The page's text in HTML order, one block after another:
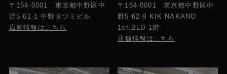
〒164-0001 東京都中野区中
野5-61-1 中野タツミビル
店舗情報はこちら
〒164-0001 東京都中野区中
野5-62-9 KIK NAKANO
1st.BLD 1階
店舗情報はこちら